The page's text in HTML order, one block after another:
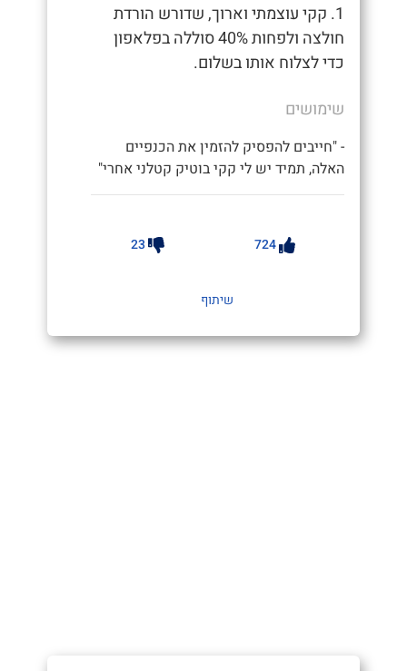
1. קקי עוצמתי וארוך, שדורש הורדת
חולצה ולפחות 40% סוללה בפלאפון
כדי לצלוח אותו בשלום.
שימושים
- "חייבים להפסיק להזמין את הכנפיים
האלה, תמיד יש לי קקי בוטיק קטלני אחרי"
724
23
שיתוף